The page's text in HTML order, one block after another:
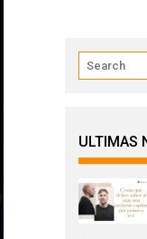
ULTIMAS